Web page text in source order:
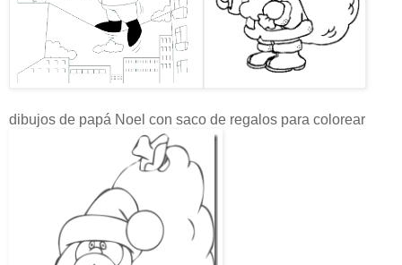
dibujos de papá Noel con saco de regalos para colorear